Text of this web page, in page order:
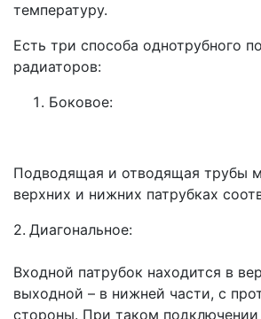
температуру.
Есть три способа однотрубного
радиаторов:
Боковое:
Подводящая и отводящая трубы
верхних и нижних патрубках
2. Диагональное:
Входной патрубок находится в
выходной – в нижней части, с
стороны. При таком подключении